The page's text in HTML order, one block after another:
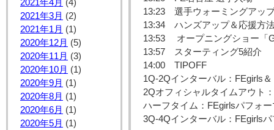
2021年4月 (4)
2021年3月 (2)
2021年1月 (1)
2020年12月 (5)
2020年11月 (3)
2020年10月 (1)
2020年9月 (1)
2020年8月 (1)
2020年6月 (1)
2020年5月 (1)
13:23 選手ウォーミングアッ
13:34 ハンズアップ＆応援方
13:53 オープニングショー「
13:57 スターティング5紹介
14:00 TIPOFF
1Q-2Qインターバル：FEgirls
2Qオフィシャルタイムアウト
ハーフタイム：FEgirlsパフォ
3Q-4Qインターバル：FEgirls